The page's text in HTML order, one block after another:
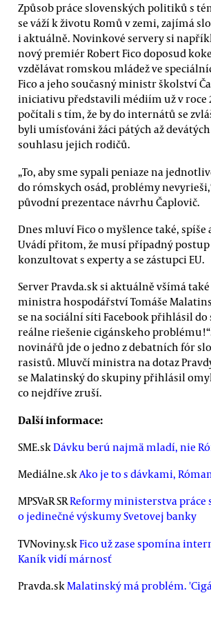
Způsob práce slovenských politiků s
se váží k životu Romů v zemi, zajímá
i aktuálně. Novinkové servery si
nový premiér Robert Fico doposud
vzdělávat romskou mládež ve
Fico a jeho současný ministr školství
iniciativu představili médiím už v roce
počítali s tím, že by do internátů se
byli umísťováni žáci pátých až
souhlasu jejich rodičů.
„To, aby sme sypali peniaze na
do rómskych osád, problémy
původní prezentace návrhu Čaplovič.
Dnes mluví Fico o myšlence také, spíše
Uvádí přitom, že musí případný
konzultovat s experty a se zástupci EU.
Server Pravda.sk si aktuálně všímá
ministra hospodářství Tomáše
se na sociální síti Facebook přihlásil do
reálne riešenie cigánskeho
novinářů jde o jedno z debatních fór
rasistů. Mluvčí ministra na dotaz
se Malatinský do skupiny přihlásil
co nejdříve zruší.
Další informace:
SME.skDávku berú najmä mladí, nie
Mediálne.skAko je to s dávkami,
MPSVaR SRReformy ministerstva práce
o jedinečné výskumy Svetovej banky
TVNoviny.skFico už zase spomína
Kaník vidí márnosť
Pravda.skMalatinský má problém.